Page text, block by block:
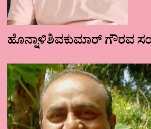
ಹೊನ್ನಾಳಿಶಿವಕುಮಾರ್ ಗೌರವ